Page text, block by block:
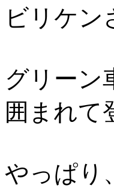
ビリケン
グリーン
囲まれて
やっぱり